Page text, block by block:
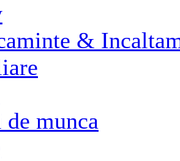
&
munca